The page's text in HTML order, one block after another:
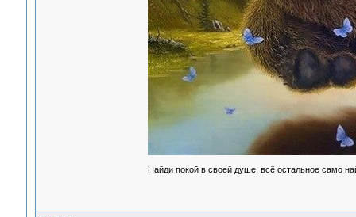
Найди покой в своей душе, всё остальное само